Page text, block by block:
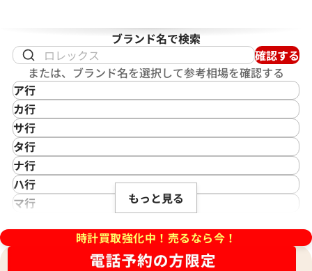
イトジャスト 41 126303 ス
点の参考買取価格です
ロレックス デイトジャスト
ホワイトシェル文字盤
参考買取価格
1,970,000円
※2026年1月時点の参考買取
ブランド名で検索
確認する
または、ブランド名を選択して参考相場を確認する
ア行
IKEPOD
アイクポッド
IWC
アイダブリューシー
Azimuth
アジムース
ANONIMO
Alain Silberstein
アラン・シルベスタイン
カ行
CASIO
カシオ
Cartier
カルティエ
Gaga Milano
ガガミラノ
Quinting
クインティング
Cuervo y Sobrinos
サ行
Saint Laurent
サンローラン
Shellman
シェルマン
CITIZEN
シチズン
タ行
TAG Heuer
タグ・ホイヤー
Daniel Roth
ダニエル・ロート
TUDOR
チューダー(チュードル)
ナ行
NOMOS Glashütte
ノモス グラスヒュッテ
ハ行
Hamilton
Harry Winston
ハリー・ウィンストン
Patek Philippe
マ行
MAURICE LACROIX
RALPH LAUREN
ラルフ ローレン
もっと見る
時計買取強化中！売るなら今！